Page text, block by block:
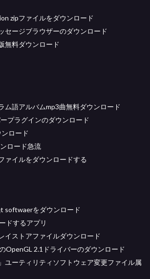
zipファイルをダウンロード
セージブラウザーのダウンロード
無料ダウンロード
ム語アルバムmp3曲無料ダウンロード
プラグインのダウンロード
ロード
ロード急流
ァイルをダウンロードする
softwaerをダウンロード
ドするアプリ
イストアファイルダウンロード
OpenGL 2.1ドライバーのダウンロード
ユーティリティソフトウェア変更ファイル属